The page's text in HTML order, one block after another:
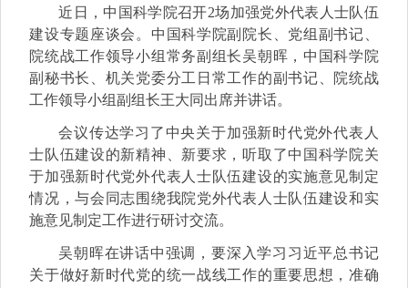
近日，中国科学院召开2场加强党外代表人士队伍
建设专题座谈会。中国科学院副院长、党组副书记、
院统战工作领导小组常务副组长吴朝晖，中国科学院
副秘书长、机关党委分工日常工作的副书记、院统战
工作领导小组副组长王大同出席并讲话。
会议传达学习了中央关于加强新时代党外代表人
士队伍建设的新精神、新要求，听取了中国科学院关
于加强新时代党外代表人士队伍建设的实施意见制定
情况，与会同志围绕我院党外代表人士队伍建设和实
施意见制定工作进行研讨交流。
吴朝晖在讲话中强调，要深入学习习近平总书记
关于做好新时代党的统一战线工作的重要思想，准确